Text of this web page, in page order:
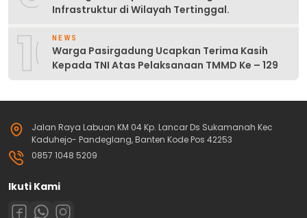
Infrastruktur di Wilayah Tertinggal.
10NEWS
Warga Pasirgadung Ucapkan Terima Kasih
Kepada TNI Atas Pelaksanaan TMMD Ke – 129
Jalan Raya Labuan KM 04 Kp. Lancar Ds Sukamanah Kec
Kaduhejo- Pandeglang, Banten Kode Pos 42253
0857 1048 5209
Ikuti Kami